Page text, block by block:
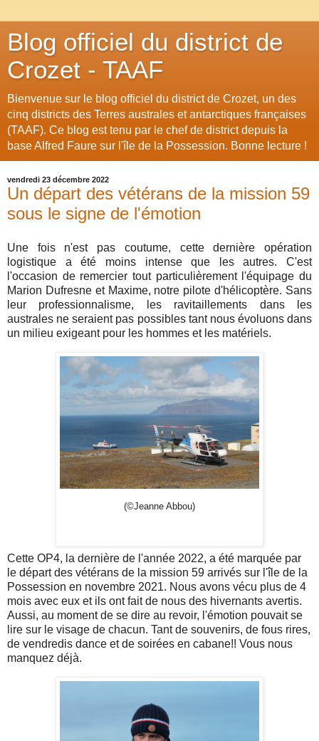
Blog officiel du district de
Crozet - TAAF
Bienvenue sur le blog officiel du district de Crozet, un des
cinq districts des Terres australes et antarctiques françaises
(TAAF). Ce blog est tenu par le chef de district depuis la
base Alfred Faure sur l'île de la Possession. Bonne lecture !
vendredi 23 décembre 2022
Un départ des vétérans de la mission 59
sous le signe de l'émotion
Une fois n'est pas coutume, cette dernière opération
logistique a été moins intense que les autres. C'est
l'occasion de remercier tout particulièrement l'équipage du
Marion Dufresne et Maxime, notre pilote d'hélicoptère. Sans
leur professionnalisme, les ravitaillements dans les
australes ne seraient pas possibles tant nous évoluons dans
un milieu exigeant pour les hommes et les matériels.
(©Jeanne Abbou)
Cette OP4, la dernière de l'année 2022, a été marquée par
le départ des vétérans de la mission 59 arrivés sur l'île de la
Possession en novembre 2021. Nous avons vécu plus de 4
mois avec eux et ils ont fait de nous des hivernants avertis.
Aussi, au moment de se dire au revoir, l'émotion pouvait se
lire sur le visage de chacun. Tant de souvenirs, de fous rires,
de vendredis dance et de soirées en cabane!! Vous nous
manquez déjà.